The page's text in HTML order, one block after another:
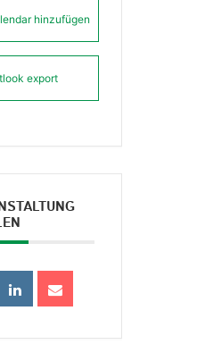
hinzufügen
export